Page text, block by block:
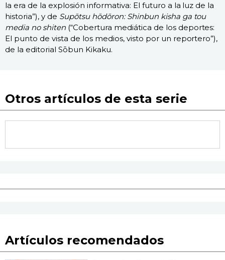
la era de la explosión informativa: El futuro a la luz de la
historia”), y de Supōtsu hōdōron: Shinbun kisha ga tou
media no shiten(“Cobertura mediática de los deportes:
El punto de vista de los medios, visto por un reportero”),
de la editorial Sōbun Kikaku.
Otros artículos de esta serie
Artículos recomendados